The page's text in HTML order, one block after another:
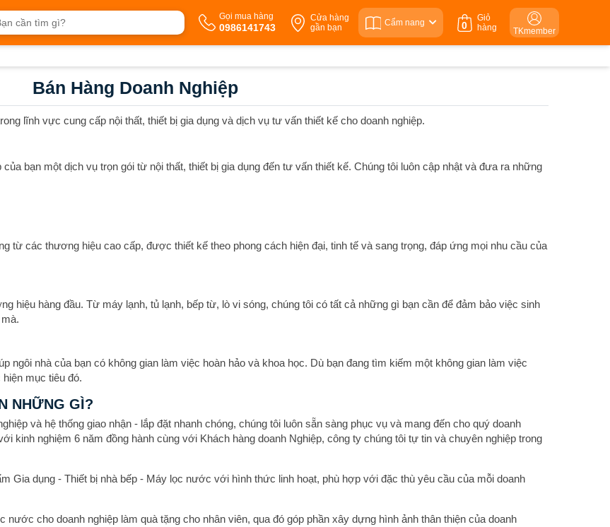
Gọi mua hàng
0986141743
Cửa hàng
gần bạn
Cẩm nang
Giỏ
hàng
0 TKmember
Bán Hàng Doanh Nghiệp
lĩnh vực cung cấp nội thất, thiết bị gia dụng và dịch vụ tư vấn thiết kế cho doanh nghiệp.
bạn một dịch vụ trọn gói từ nội thất, thiết bị gia dụng đến tư vấn thiết kế. Chúng tôi luôn cập nhật và đưa ra những
từ các thương hiệu cao cấp, được thiết kế theo phong cách hiện đại, tinh tế và sang trọng, đáp ứng mọi nhu cầu của
hiệu hàng đầu. Từ máy lạnh, tủ lạnh, bếp từ, lò vi sóng, chúng tôi có tất cả những gì bạn cần để đảm bảo việc sinh
ngôi nhà của bạn có không gian làm việc hoàn hảo và khoa học. Dù bạn đang tìm kiếm một không gian làm việc
mục tiêu đó.
NHỮNG GÌ?
và hệ thống giao nhận - lắp đặt nhanh chóng, chúng tôi luôn sẵn sàng phục vụ và mang đến cho quý doanh
kinh nghiệm 6 năm đồng hành cùng với Khách hàng doanh Nghiệp, công ty chúng tôi tự tin và chuyên nghiệp trong
Gia dụng - Thiết bị nhà bếp - Máy lọc nước với hình thức linh hoạt, phù hợp với đặc thù yêu cầu của mỗi doanh
cho doanh nghiệp làm quà tặng cho nhân viên, qua đó góp phần xây dựng hình ảnh thân thiện của doanh